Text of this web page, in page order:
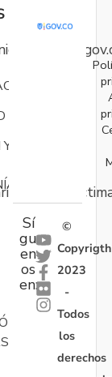
Sí
gu
en
os
en:
©
Copyrigth
2023
-
Todos
los
derechos